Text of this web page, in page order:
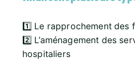
1️⃣ Le rapprochement des
2️⃣ L’aménagement des
hospitaliers